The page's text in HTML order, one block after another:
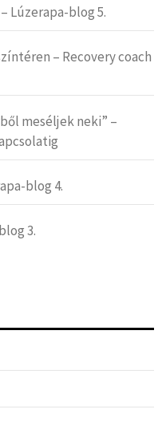
Lúzerapa-blog 5.
– Recovery coach
meséljek neki” –
blog 4.
3.